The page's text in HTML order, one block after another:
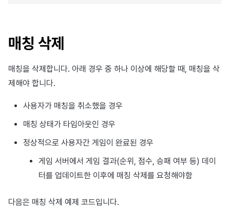
매칭 삭제
매칭을 삭제합니다. 아래 경우 중 하나 이상에 해당할 때, 매칭을 삭
제해야 합니다.
사용자가 매칭을 취소했을 경우
매칭 상태가 타임아웃인 경우
정상적으로 사용자간 게임이 완료된 경우
게임 서버에서 게임 결과(순위, 점수, 승패 여부 등) 데이
터를 업데이트한 이후에 매칭 삭제를 요청해야함
다음은 매칭 삭제 예제 코드입니다.